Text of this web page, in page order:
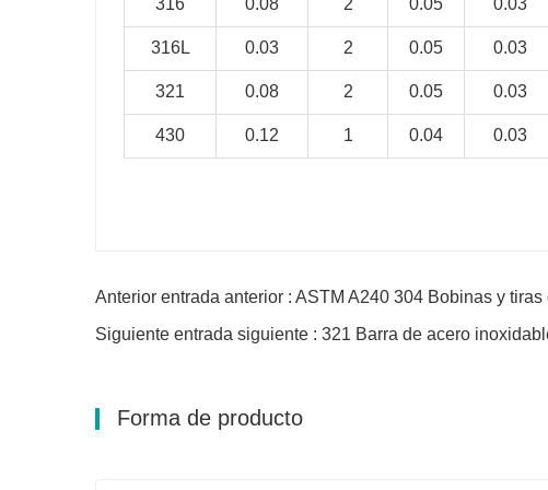
316L 0.03 2 0.05 0.03
321 0.08 2 0.05 0.03
430 0.12 1 0.04 0.03
Anterior entrada anterior : ASTM A240 304 Bobinas y
Siguiente entrada siguiente : 321 Barra de acero
Forma de producto